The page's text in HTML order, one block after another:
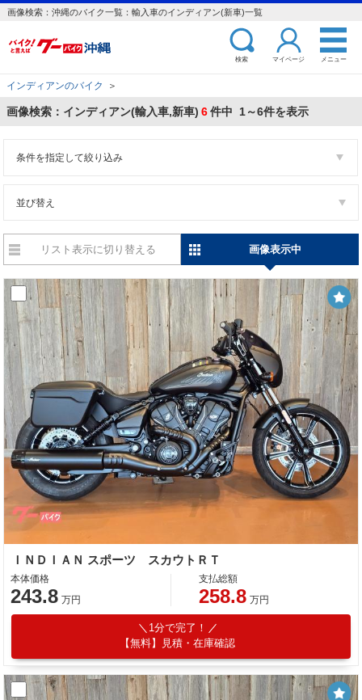
画像検索：沖縄のバイク一覧：輸入車のインディアン(新車)一覧
検索 マイページ メニュー
インディアンのバイク ＞
画像検索：インディアン(輸入車,新車) 6件中 1～6件を表示
条件を指定して絞り込み
並び替え
リスト表示に切り替える 画像表示中
ＩＮＤＩＡＮ スポーツ スカウトＲＴ
本体価格
243.8 万円
支払総額
258.8 万円
1分で完了！
【無料】見積・在庫確認